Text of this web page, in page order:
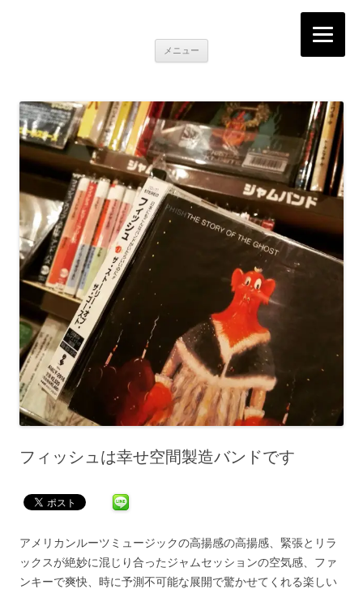
メニュー
へ
移
動
フィッシュは幸せ空間製造バンドです
アメリカンルーツミュージックの高揚感の高揚感、緊張とリラ
ックスが絶妙に混じり合ったジャムセッションの空気感、ファ
ンキーで爽快、時に予測不可能な展開で驚かせてくれる楽しい